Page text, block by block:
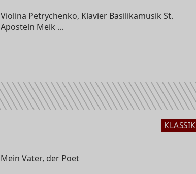
Violina Petrychenko, Klavier Basilikamusik St.
Aposteln Meik ...
KLASSIK
Mein Vater, der Poet